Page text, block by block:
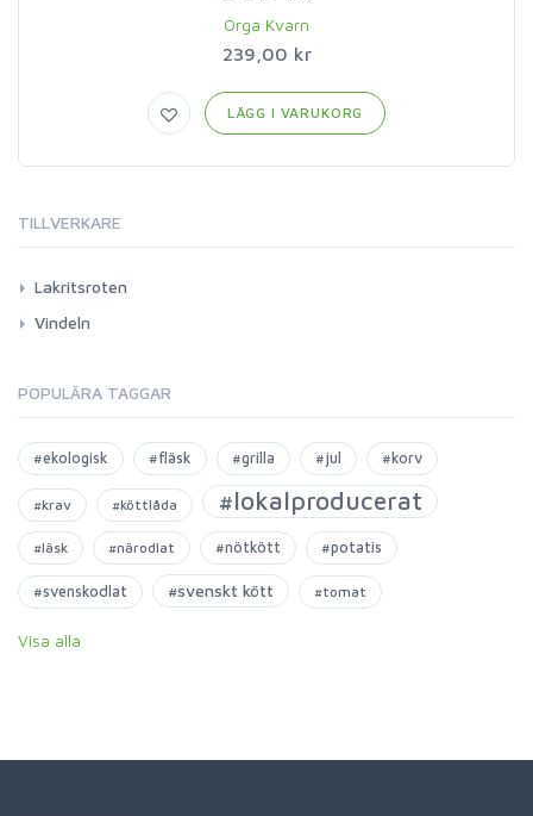
Orga Kvarn
239,00 kr
LÄGG I VARUKORG
TILLVERKARE
Lakritsroten
Vindeln
POPULÄRA TAGGAR
#ekologisk #fläsk #grilla #jul #korv
#krav #köttlåda #lokalproducerat
#läsk #närodlat #nötkött #potatis
#svenskodlat #svenskt kött #tomat
Visa alla